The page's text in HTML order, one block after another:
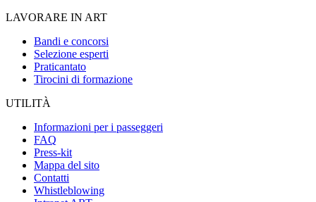
LAVORARE IN ART
Bandi e concorsi
Selezione esperti
Praticantato
Tirocini di formazione
UTILITÀ
Informazioni per i passeggeri
FAQ
Press-kit
Mappa del sito
Contatti
Whistleblowing